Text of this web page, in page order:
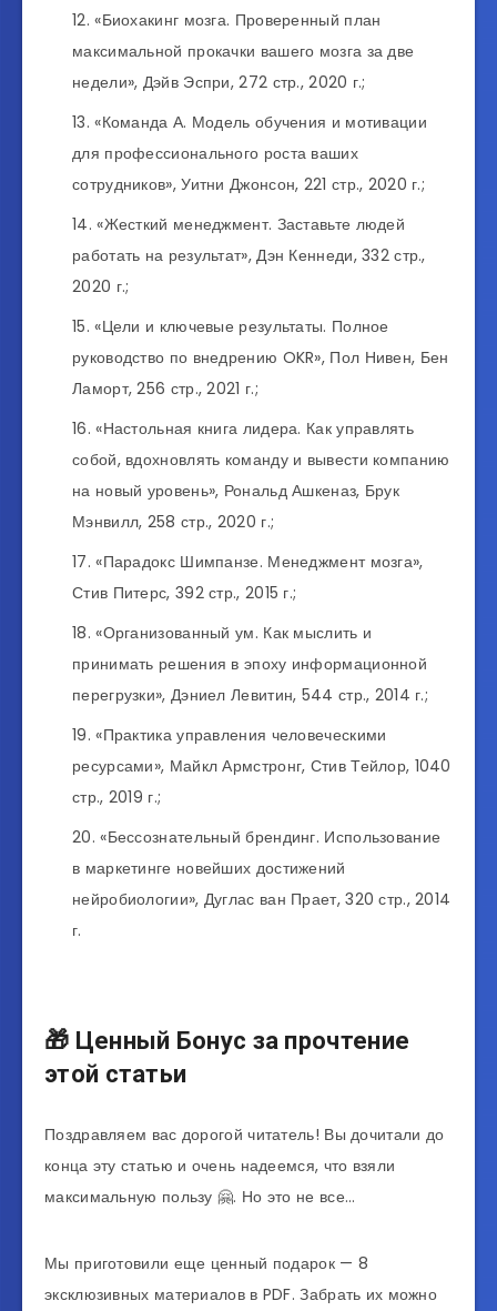
«Биохакинг мозга. Проверенный план
максимальной прокачки вашего мозга за две
недели», Дэйв Эспри, 272 стр., 2020 г.;
«Команда А. Модель обучения и мотивации
для профессионального роста ваших
сотрудников», Уитни Джонсон, 221 стр., 2020 г.;
«Жесткий менеджмент. Заставьте людей
работать на результат», Дэн Кеннеди, 332 стр.,
2020 г.;
«Цели и ключевые результаты. Полное
руководство по внедрению OKR», Пол Нивен, Бен
Ламорт, 256 стр., 2021 г.;
«Настольная книга лидера. Как управлять
собой, вдохновлять команду и вывести компанию
на новый уровень», Рональд Ашкеназ, Брук
Мэнвилл, 258 стр., 2020 г.;
«Парадокс Шимпанзе. Менеджмент мозга»,
Стив Питерс, 392 стр., 2015 г.;
«Организованный ум. Как мыслить и
принимать решения в эпоху информационной
перегрузки», Дэниел Левитин, 544 стр., 2014 г.;
«Практика управления человеческими
ресурсами», Майкл Армстронг, Стив Тейлор, 1040
стр., 2019 г.;
«Бессознательный брендинг. Использование
в маркетинге новейших достижений
нейробиологии», Дуглас ван Прает, 320 стр., 2014
г.
🎁 Ценный Бонус за прочтение
этой статьи
Поздравляем вас дорогой читатель! Вы дочитали до
конца эту статью и очень надеемся, что взяли
максимальную пользу 🤗. Но это не все…
Мы приготовили еще ценный подарок — 8
эксклюзивных материалов в PDF. Забрать их можно